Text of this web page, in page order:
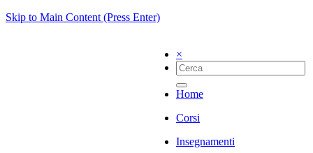
Skip to Main Content (Press Enter)
×
Home
Corsi
Insegnamenti